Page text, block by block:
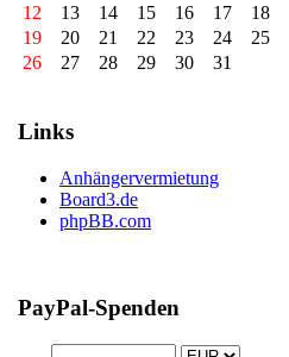
12
13 14 15 16 17
18
19
20 21 22 23 24
25
26
27 28 29 30 31
Links
Anhängervermietung
Board3.de
phpBB.com
PayPal-Spenden